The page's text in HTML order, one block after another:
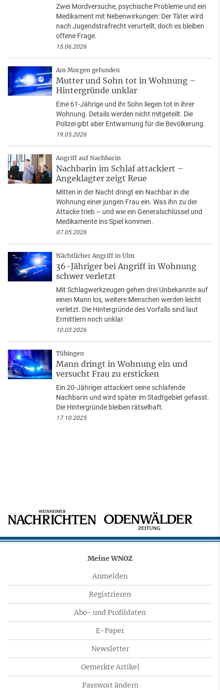
Zwei Mordversuche, psychische Probleme und ein
Medikament mit Nebenwirkungen: Der Täter wird
nach Jugendstrafrecht verurteilt, doch es bleiben
offene Frage.
15.06.2026
Am Morgen gefunden
Mutter und Sohn tot in Wohnung –
Hintergründe unklar
Eine 61-Jährige und ihr Sohn liegen tot in ihrer
Wohnung. Details werden nicht mitgeteilt. Die
Polizei gibt aber Entwarnung für die Bevölkerung.
19.05.2026
Angriff auf Nachbarin
Nachbarin im Schlaf attackiert –
Angeklagter zeigt Reue
Mitten in der Nacht dringt ein Nachbar in die
Wohnung einer jungen Frau ein. Was ihn zu der
Attacke trieb – und wie ein Generalschlüssel und
Medikamente ins Spiel kommen.
07.05.2026
Nächtlicher Angriff in Ulm
36-Jähriger bei Angriff in Wohnung
schwer verletzt
Mit Schlagwerkzeugen gehen drei Unbekannte auf
einen Mann los, weitere Menschen werden leicht
verletzt. Die Hintergründe des Vorfalls sind laut
Ermittlern noch unklar.
10.03.2026
Tübingen
Mann dringt in Wohnung ein und
versucht Frau zu ersticken
Ein 20-Jähriger attackiert seine schlafende
Nachbarin und wird später im Stadtgebiet gefasst.
Die Hintergründe bleiben rätselhaft.
17.10.2025
Meine WNOZ
Anmelden
Registrieren
Abo- und Profildaten
E-Paper
Newsletter
Gemerkte Artikel
Passwort ändern